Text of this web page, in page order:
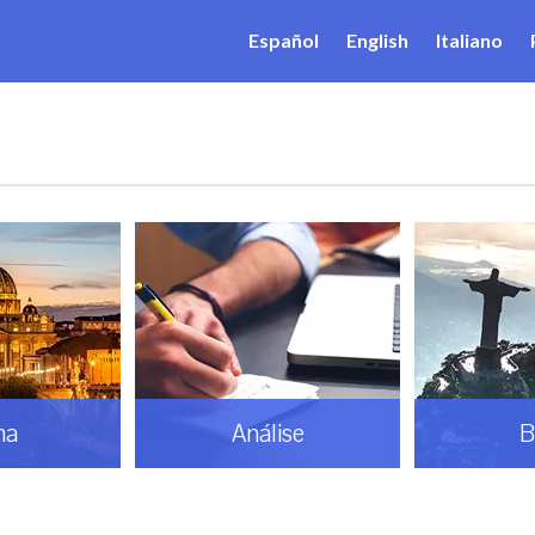
Español English Italiano
Análise